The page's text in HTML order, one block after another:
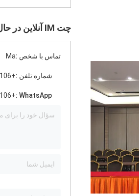
چت IM آنلاین در حال حاضر
تماس با شخص :Ma
شماره تلفن :+8613066309106
WhatsApp :
+8613066309106